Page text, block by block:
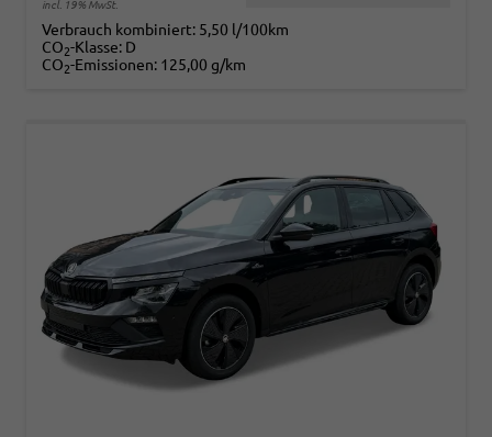
incl. 19% MwSt.
Verbrauch kombiniert: 5,50 l/100km
CO2-Klasse: D
CO2-Emissionen: 125,00 g/km